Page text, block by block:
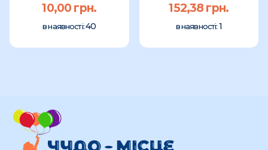
10,00 грн.
в наявності:40
152,38 грн.
в наявності: 1